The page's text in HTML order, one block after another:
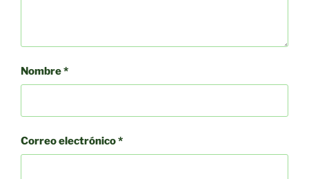
Nombre*
Correo electrónico*